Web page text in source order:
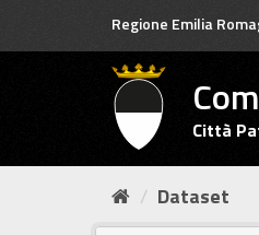
Regione Emilia
Città
Dataset